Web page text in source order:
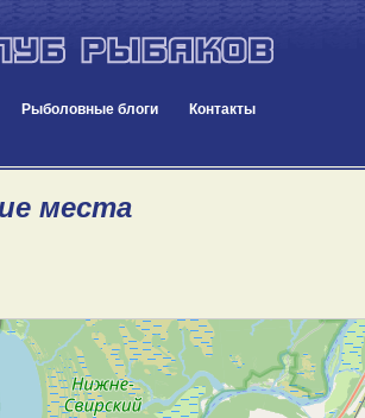
Рыболовные блоги Контакты
места